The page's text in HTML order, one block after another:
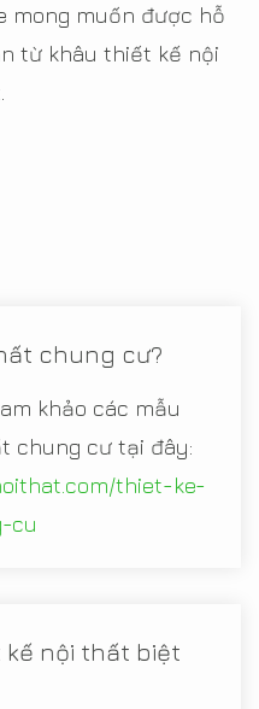
mong muốn được hỗ
từ khâu thiết kế nội
chung cư?
khảo các mẫu
chung cư tại đây:
thiet-ke-
cu
kế nội thất biệt